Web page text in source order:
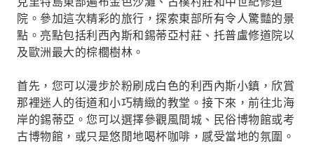
院。參加這次精彩的旅行，探索東部所有令人驚豔的景
點。亮點包括利西內斯和錫蒂亞村莊、托普盧修道院以
及歐洲最大的棕櫚樹林。
首先，您可以漫步於粉刷成白色的利西內斯小鎮，欣賞
那裡迷人的街道和小巧精緻的教堂。接下來，前往北海
岸的錫蒂亞。您可以選擇參觀風間城、民俗博物館或考
古博物館，或只是悠閒地喝杯咖啡，感受當地的氛圍。